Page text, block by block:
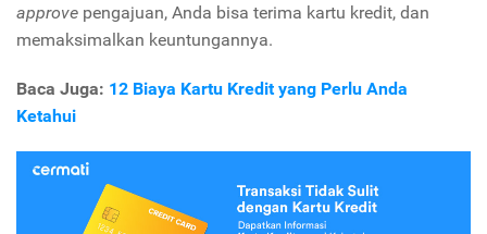
approve pengajuan, Anda bisa terima kartu kredit, dan
memaksimalkan keuntungannya.
Baca Juga: 12 Biaya Kartu Kredit yang Perlu Anda
Ketahui